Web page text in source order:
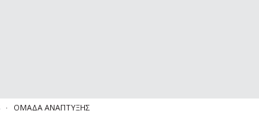
ΟΜΑΔΑ ΑΝΑΠΤΥΞΗΣ